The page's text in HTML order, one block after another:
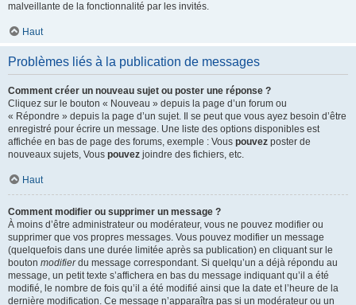
malveillante de la fonctionnalité par les invités.
Haut
Problèmes liés à la publication de messages
Comment créer un nouveau sujet ou poster une réponse ?
Cliquez sur le bouton « Nouveau » depuis la page d’un forum ou
« Répondre » depuis la page d’un sujet. Il se peut que vous ayez besoin d’être
enregistré pour écrire un message. Une liste des options disponibles est
affichée en bas de page des forums, exemple : Vous pouvez poster de
nouveaux sujets, Vous pouvez joindre des fichiers, etc.
Haut
Comment modifier ou supprimer un message ?
À moins d’être administrateur ou modérateur, vous ne pouvez modifier ou
supprimer que vos propres messages. Vous pouvez modifier un message
(quelquefois dans une durée limitée après sa publication) en cliquant sur le
bouton modifierdu message correspondant. Si quelqu’un a déjà répondu au
message, un petit texte s’affichera en bas du message indiquant qu’il a été
modifié, le nombre de fois qu’il a été modifié ainsi que la date et l’heure de la
dernière modification. Ce message n’apparaîtra pas si un modérateur ou un